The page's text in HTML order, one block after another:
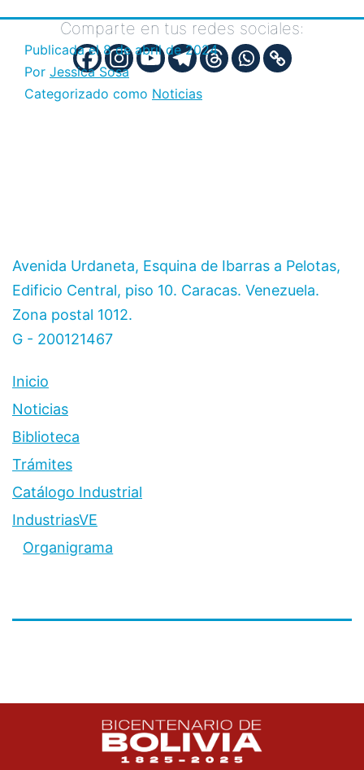
Comparte en tus redes sociales:
Publicada el8 de abril de 2024
Por Jessica Sosa
Categorizado como Noticias
Avenida Urdaneta, Esquina de Ibarras a Pelotas,
Edificio Central, piso 10. Caracas. Venezuela.
Zona postal 1012.
G - 200121467
Inicio
Noticias
Biblioteca
Trámites
Catálogo Industrial
IndustriasVE
Organigrama